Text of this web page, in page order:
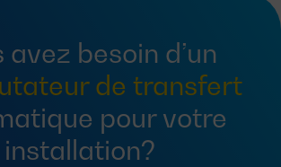
avez besoin d’un
de transfert
pour votre
installation?